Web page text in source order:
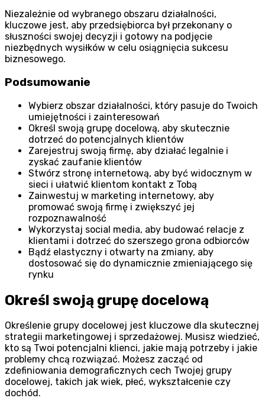
Niezależnie od wybranego obszaru działalności,
kluczowe jest, aby przedsiębiorca był przekonany o
słuszności swojej decyzji i gotowy na podjęcie
niezbędnych wysiłków w celu osiągnięcia sukcesu
biznesowego.
Podsumowanie
Wybierz obszar działalności, który pasuje do Twoich
umiejętności i zainteresowań
Określ swoją grupę docelową, aby skutecznie
dotrzeć do potencjalnych klientów
Zarejestruj swoją firmę, aby działać legalnie i
zyskać zaufanie klientów
Stwórz stronę internetową, aby być widocznym w
sieci i ułatwić klientom kontakt z Tobą
Zainwestuj w marketing internetowy, aby
promować swoją firmę i zwiększyć jej
rozpoznawalność
Wykorzystaj social media, aby budować relacje z
klientami i dotrzeć do szerszego grona odbiorców
Bądź elastyczny i otwarty na zmiany, aby
dostosować się do dynamicznie zmieniającego się
rynku
Określ swoją grupę docelową
Określenie grupy docelowej jest kluczowe dla skutecznej
strategii marketingowej i sprzedażowej. Musisz wiedzieć,
kto są Twoi potencjalni klienci, jakie mają potrzeby i jakie
problemy chcą rozwiązać. Możesz zacząć od
zdefiniowania demograficznych cech Twojej grupy
docelowej, takich jak wiek, płeć, wykształcenie czy
dochód.